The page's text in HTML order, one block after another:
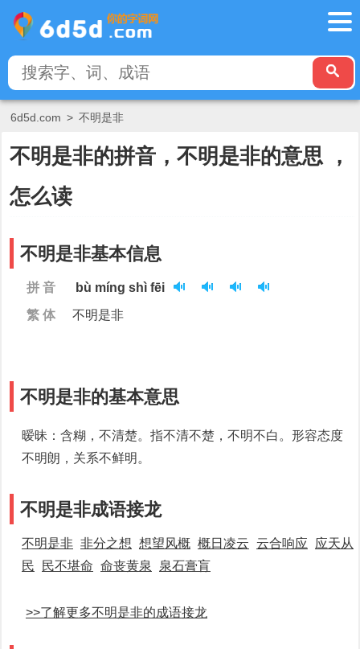
6d5d.com > 不明是非
不明是非的拼音，不明是非的意思 ，
怎么读
不明是非基本信息
拼 音
bù míng shì fēi
繁 体
不明是非
不明是非的基本意思
暧昧：含糊，不清楚。指不清不楚，不明不白。形容态度
不明朗，关系不鲜明。
不明是非成语接龙
不明是非 非分之想 想望风概 概日凌云 云合响应
应天从
民
民不堪命 命丧黄泉 泉石膏肓
>>了解更多不明是非的成语接龙